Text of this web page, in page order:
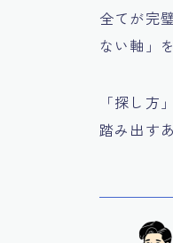
全てが完
ない軸」
「探し
踏み出す